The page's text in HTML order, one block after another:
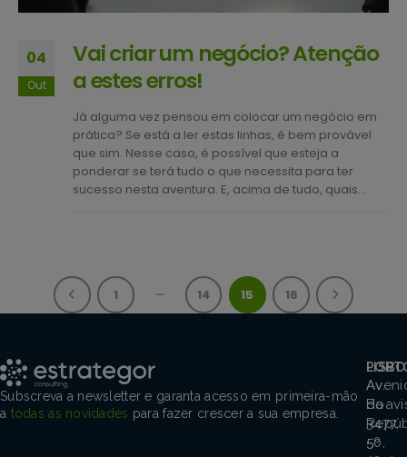
04
Out
Vai criar um negócio? Atenção
a estes erros!
Já alguma vez pensou em colocar um negócio em
prática? Se está a ler estas linhas, é bem provável
que sim. Nesse caso, é possível que esteja a
ponderar se terá tudo o que necessita para ter
sucesso nesta aventura. E, acima de tudo, quais...
1 … 14 15 16
Subscreva a newsletter e garanta acesso em primeira-mão
a todas as novidades para fazer crescer a sua empresa.
3477,
5º
Av.
da
50,